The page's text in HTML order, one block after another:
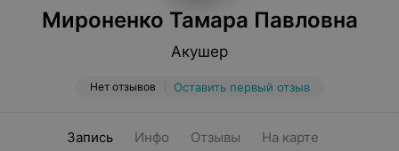
Мироненко Тамара Павловна
Акушер
Нет отзывов Оставить первый отзыв
Запись Инфо Отзывы На карте